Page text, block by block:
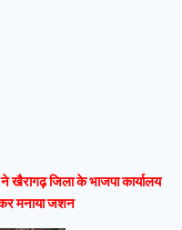
खैरागढ़ जिला के भाजपा कार्यालय
मनाया जशन